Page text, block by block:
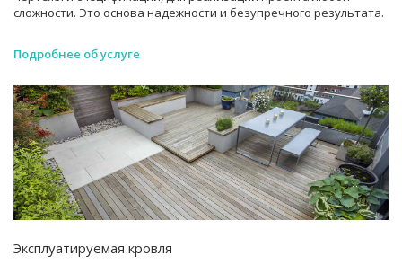
сложности. Это основа надежности и безупречного результата.
Подробнее об услуге
Эксплуатируемая кровля